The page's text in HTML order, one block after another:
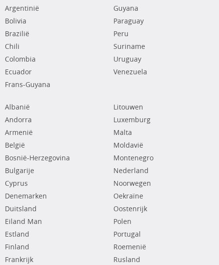
Argentinië
Bolivia
Brazilië
Chili
Colombia
Ecuador
Frans-Guyana
Guyana
Paraguay
Peru
Suriname
Uruguay
Venezuela
Albanië
Andorra
Armenië
België
Bosnië-Herzegovina
Bulgarije
Cyprus
Denemarken
Duitsland
Eiland Man
Estland
Finland
Frankrijk
Litouwen
Luxemburg
Malta
Moldavië
Montenegro
Nederland
Noorwegen
Oekraïne
Oostenrijk
Polen
Portugal
Roemenië
Rusland